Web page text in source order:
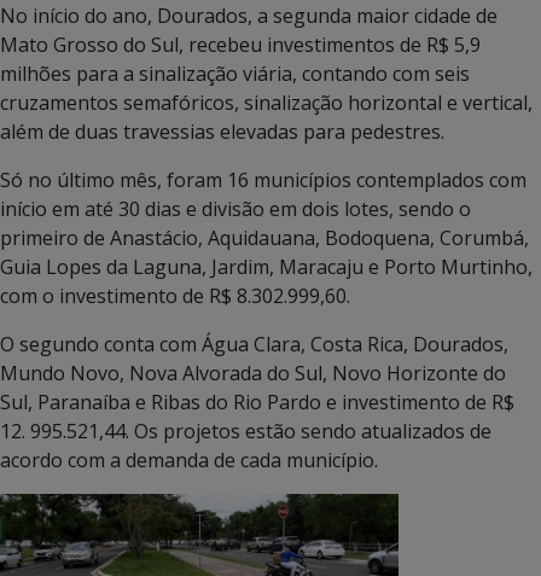
No início do ano, Dourados, a segunda maior cidade de
Mato Grosso do Sul, recebeu investimentos de R$ 5,9
milhões para a sinalização viária, contando com seis
cruzamentos semafóricos, sinalização horizontal e vertical,
além de duas travessias elevadas para pedestres.
Só no último mês, foram 16 municípios contemplados com
início em até 30 dias e divisão em dois lotes, sendo o
primeiro de Anastácio, Aquidauana, Bodoquena, Corumbá,
Guia Lopes da Laguna, Jardim, Maracaju e Porto Murtinho,
com o investimento de R$ 8.302.999,60.
O segundo conta com Água Clara, Costa Rica, Dourados,
Mundo Novo, Nova Alvorada do Sul, Novo Horizonte do
Sul, Paranaíba e Ribas do Rio Pardo e investimento de R$
12. 995.521,44. Os projetos estão sendo atualizados de
acordo com a demanda de cada município.